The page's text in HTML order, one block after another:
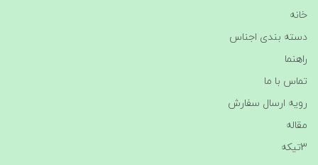
خانه
دسته بندی اجناس
راهنما
تماس با ما
رویه ارسال سفارش
مقاله
3تیکه